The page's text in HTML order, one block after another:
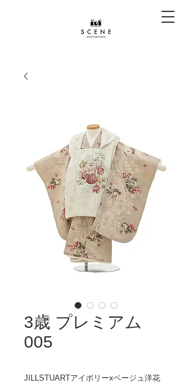
3歳 プレミアム
005
JILLSTUARTアイボリーxベージュ洋花